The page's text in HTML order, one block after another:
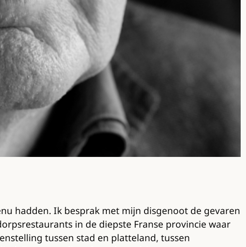
hadden. Ik besprak met mijn disgenoot de gevaren
in de diepste Franse provincie waar
tussen stad en platteland, tussen